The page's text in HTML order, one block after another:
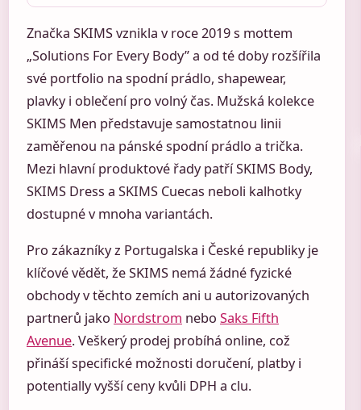
Značka SKIMS vznikla v roce 2019 s mottem
„Solutions For Every Body” a od té doby rozšířila
své portfolio na spodní prádlo, shapewear,
plavky i oblečení pro volný čas. Mužská kolekce
SKIMS Men představuje samostatnou linii
zaměřenou na pánské spodní prádlo a trička.
Mezi hlavní produktové řady patří SKIMS Body,
SKIMS Dress a SKIMS Cuecas neboli kalhotky
dostupné v mnoha variantách.
Pro zákazníky z Portugalska i České republiky je
klíčové vědět, že SKIMS nemá žádné fyzické
obchody v těchto zemích ani u autorizovaných
partnerů jako Nordstrom nebo Saks Fifth
Avenue. Veškerý prodej probíhá online, což
přináší specifické možnosti doručení, platby i
potentially vyšší ceny kvůli DPH a clu.